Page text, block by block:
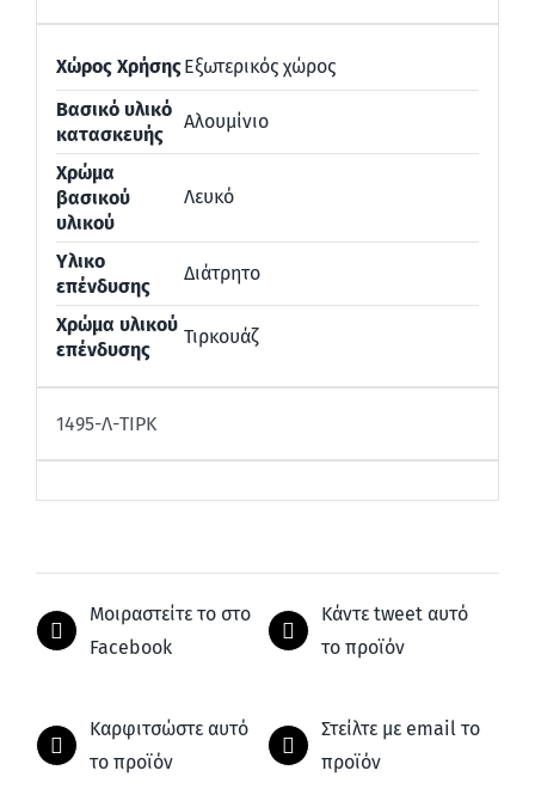
Χώρος ΧρήσηςΕξωτερικός χώρος
Βασικό υλικό
κατασκευής
Αλουμίνιο
Χρώμα
βασικού
υλικού
Λευκό
Υλικο
επένδυσης
Διάτρητο
Χρώμα υλικού
επένδυσης
Τιρκουάζ
1495-Λ-ΤΙΡΚ
Μοιραστείτε το στο
Facebook
Κάντε tweet αυτό
το προϊόν
Καρφιτσώστε αυτό
το προϊόν
Στείλτε με email το
προϊόν